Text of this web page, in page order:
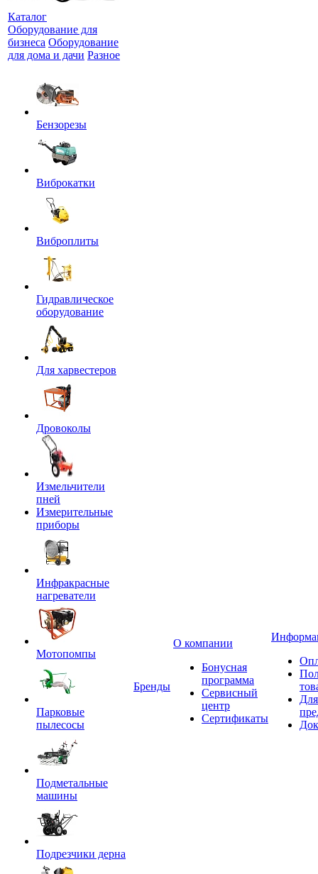
Каталог
Оборудование для
бизнеса Оборудование
для дома и дачи Разное
Бензорезы
Виброкатки
Виброплиты
Гидравлическое
оборудование
Для харвестеров
Дровоколы
Измельчители
пней
Измерительные
приборы
Инфракрасные
нагреватели
Мотопомпы
Парковые
пылесосы
Подметальные
машины
Подрезчики дерна
Бренды
О компании
Бонусная
программа
Сервисный
центр
Сертификаты
Для